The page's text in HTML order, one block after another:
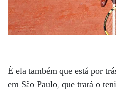
É ela também que está por
em São Paulo, que trará o